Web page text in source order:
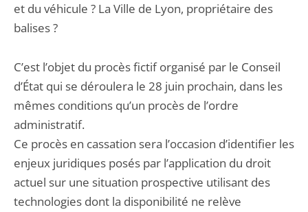
et du véhicule ? La Ville de Lyon, propriétaire des
balises ?
C’est l’objet du procès fictif organisé par le Conseil
d’État qui se déroulera le 28 juin prochain, dans les
mêmes conditions qu’un procès de l’ordre
administratif.
Ce procès en cassation sera l’occasion d’identifier les
enjeux juridiques posés par l’application du droit
actuel sur une situation prospective utilisant des
technologies dont la disponibilité ne relève